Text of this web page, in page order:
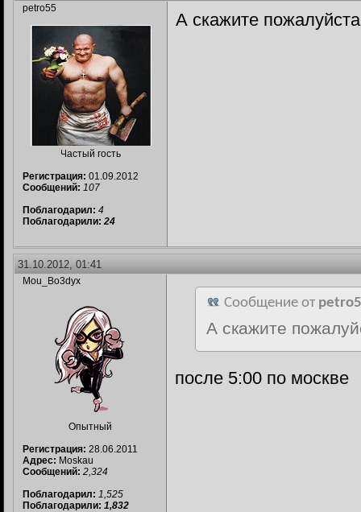
petro55
Частый гость
Регистрация: 01.09.2012
Сообщений: 107
Поблагодарил: 4
Поблагодарили: 24
А скажите
31.10.2012, 01:41
Mou_Bo3dyx
Опытный
Регистрация: 28.06.2011
Адрес: Moskau
Сообщений: 2,324
Поблагодарил: 1,525
Поблагодарили: 1,832
Сообщение от
А скажите
после 5:00 по москве